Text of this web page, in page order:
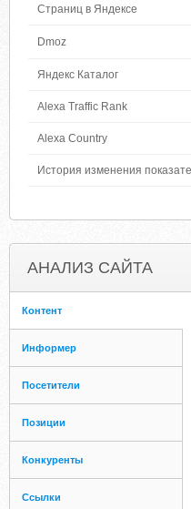
Страниц в Яндексе
Dmoz
Яндекс Каталог
Alexa Traffic Rank
Alexa Country
История изменения
АНАЛИЗ САЙТА
Контент
Информер
Посетители
Позиции
Конкуренты
Ссылки